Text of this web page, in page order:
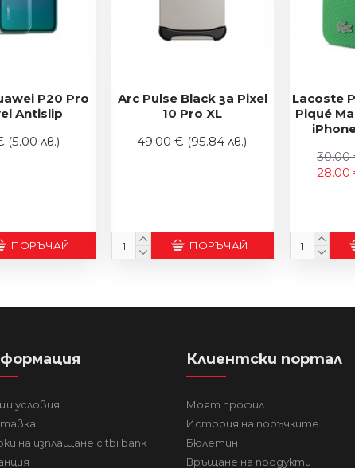
P20 Pro
Antislip
(5.00 лв.)
ПОРЪЧАЙ
Arc Pulse Black за Pixel
10 Pro XL
49.00 € (95.84 лв.)
ПОРЪЧАЙ
Lacoste
Piqué
28.00
условия
на изплащане с tbi bank
Клиентски портал
Моят профил
История на поръчките
Бюлетин
Връщане на продукти